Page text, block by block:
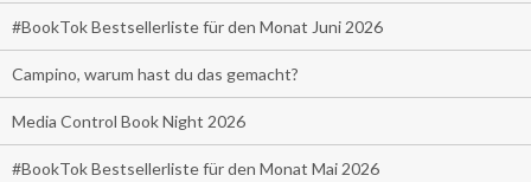
#BookTok Bestsellerliste für den Monat Juni 2026
Campino, warum hast du das gemacht?
Media Control Book Night 2026
#BookTok Bestsellerliste für den Monat Mai 2026